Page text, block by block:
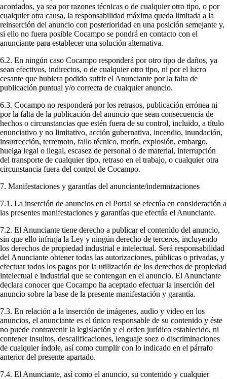
acordados, ya sea por razones técnicas o de cualquier otro tipo, o por
cualquier otra causa, la responsabilidad máxima queda limitada a la
reinserción del anuncio con posterioridad en una posición semejante y,
si ello no fuera posible Cocampo se pondrá en contacto con el
anunciante para establecer una solución alternativa.
6.2. En ningún caso Cocampo responderá por otro tipo de daños, ya
sean efectivos, indirectos, o de cualquier otro tipo, ni por el lucro
cesante que hubiera podido sufrir el Anunciante por la falta de
publicación puntual y/o correcta de cualquier anuncio.
6.3. Cocampo no responderá por los retrasos, publicación errónea ni
por la falta de la publicación del anuncio que sean consecuencia de
hechos o circunstancias que estén fuera de su control, incluido, a título
enunciativo y no limitativo, acción gubernativa, incendio, inundación,
insurrección, terremoto, fallo técnico, motín, explosión, embargo,
huelga legal o ilegal, escasez de personal o de material, interrupción
del transporte de cualquier tipo, retraso en el trabajo, o cualquier otra
circunstancia fuera del control de Cocampo.
7. Manifestaciones y garantías del anunciante/indemnizaciones
7.1. La inserción de anuncios en el Portal se efectúa en consideración a
las presentes manifestaciones y garantías que efectúa el Anunciante.
7.2. El Anunciante tiene derecho a publicar el contenido del anuncio,
sin que ello infrinja la Ley y ningún derecho de terceros, incluyendo
los derechos de propiedad industrial e intelectual. Será responsabilidad
del Anunciante obtener todas las autorizaciones, públicas o privadas, y
efectuar todos los pagos por la utilización de los derechos de propiedad
intelectual e industrial que se contengan en el anuncio. El Anunciante
declara conocer que Cocampo ha aceptado efectuar la inserción del
anuncio sobre la base de la presente manifestación y garantía.
7.3. En relación a la inserción de imágenes, audio y video en los
anuncios, el anunciante es el único responsable de su contenido y éste
no puede contravenir la legislación y el orden jurídico establecido, ni
contener insultos, descalificaciones, lenguaje soez o discriminaciones
de cualquier índole, así como cumplir con lo indicado en el párrafo
anterior del presente apartado.
7.4. El Anunciante, así como el anuncio, su contenido y cualquier